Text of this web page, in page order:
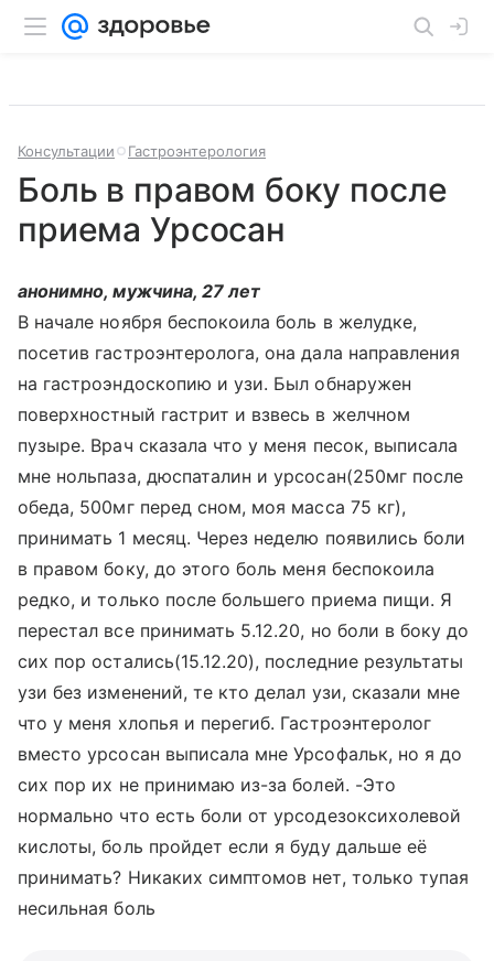
Консультации Гастроэнтерология
Боль в правом боку после
приема Урсосан
анонимно, мужчина, 27 лет
В начале ноября беспокоила боль в желудке,
посетив гастроэнтеролога, она дала направления
на гастроэндоскопию и узи. Был обнаружен
поверхностный гастрит и взвесь в желчном
пузыре. Врач сказала что у меня песок, выписала
мне нольпаза, дюспаталин и урсосан(250мг после
обеда, 500мг перед сном, моя масса 75 кг),
принимать 1 месяц. Через неделю появились боли
в правом боку, до этого боль меня беспокоила
редко, и только после большего приема пищи. Я
перестал все принимать 5.12.20, но боли в боку до
сих пор остались(15.12.20), последние результаты
узи без изменений, те кто делал узи, сказали мне
что у меня хлопья и перегиб. Гастроэнтеролог
вместо урсосан выписала мне Урсофальк, но я до
сих пор их не принимаю из-за болей. -Это
нормально что есть боли от урсодезоксихолевой
кислоты, боль пройдет если я буду дальше её
принимать? Никаких симптомов нет, только тупая
несильная боль